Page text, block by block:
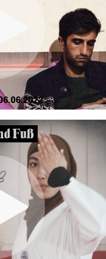
06.06.2022
Fuß